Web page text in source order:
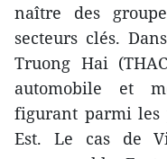
naître des
secteurs clés.
Truong Hai
automobile et
figurant parmi les
Est. Le cas de